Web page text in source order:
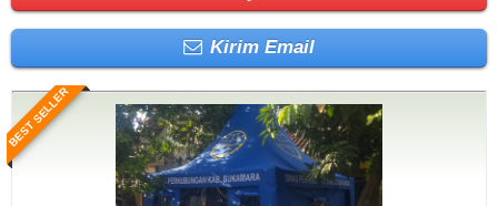
Kirim Email
BEST SELLER